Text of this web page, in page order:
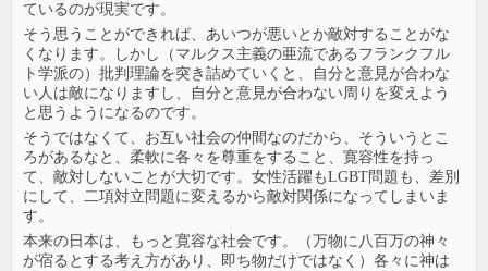
ているのが現実です。
そう思うことができれば、あいつが悪いとか敵対することがな
くなります。しかし（マルクス主義の亜流であるフランクフル
ト学派の）批判理論を突き詰めていくと、自分と意見が合わな
い人は敵になりますし、自分と意見が合わない周りを変えよう
と思うようになるのです。
そうではなくて、お互い社会の仲間なのだから、そういうとこ
ろがあるなと、柔軟に各々を尊重をすること、寛容性を持っ
て、敵対しないことが大切です。女性活躍もLGBT問題も、差別
にして、二項対立問題に変えるから敵対関係になってしまいま
す。
本来の日本は、もっと寛容な社会です。（万物に八百万の神々
が宿るとする考え方があり、即ち物だけではなく）各々に神は